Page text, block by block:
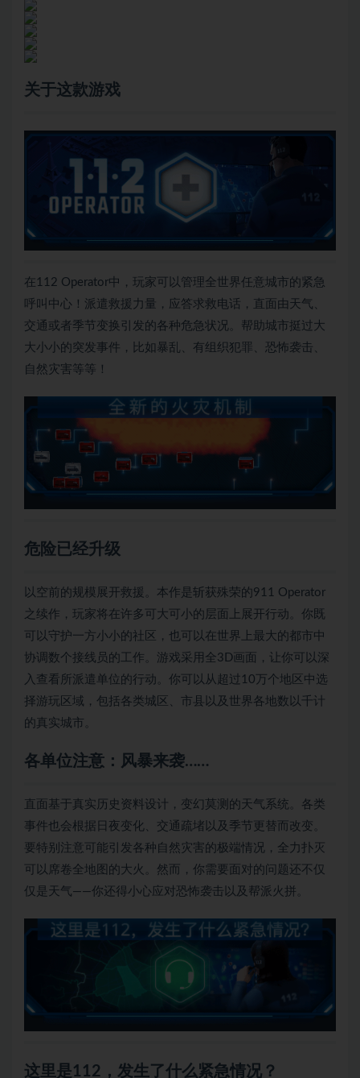
关于这款游戏
在112 Operator中，玩家可以管理全世界任意城市的紧急
呼叫中心！派遣救援力量，应答求救电话，直面由天气、
交通或者季节变换引发的各种危急状况。帮助城市挺过大
大小小的突发事件，比如暴乱、有组织犯罪、恐怖袭击、
自然灾害等等！
危险已经升级
以空前的规模展开救援。本作是斩获殊荣的 911 Operator
之续作，玩家将在许多可大可小的层面上展开行动。你既
可以守护一方小小的社区，也可以在世界上最大的都市中
协调数个接线员的工作。游戏采用全3D画面，让你可以深
入查看所派遣单位的行动。你可以从超过10万个地区中选
择游玩区域，包括各类城区、市县以及世界各地数以千计
的真实城市。
各单位注意：风暴来袭……
直面基于真实历史资料设计，变幻莫测的天气系统。各类
事件也会根据日夜变化、交通疏堵以及季节更替而改变。
要特别注意可能引发各种自然灾害的极端情况，全力扑灭
可以席卷全地图的大火。然而，你需要面对的问题还不仅
仅是天气——你还得小心应对恐怖袭击以及帮派火拼。
这里是112，发生了什么紧急情况？